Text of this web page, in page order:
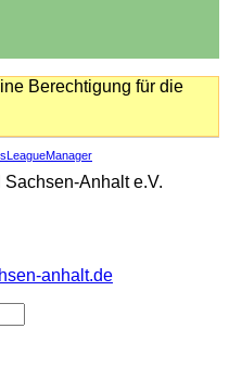
Berechtigung für die
Anhalt e.V.
anhalt.de